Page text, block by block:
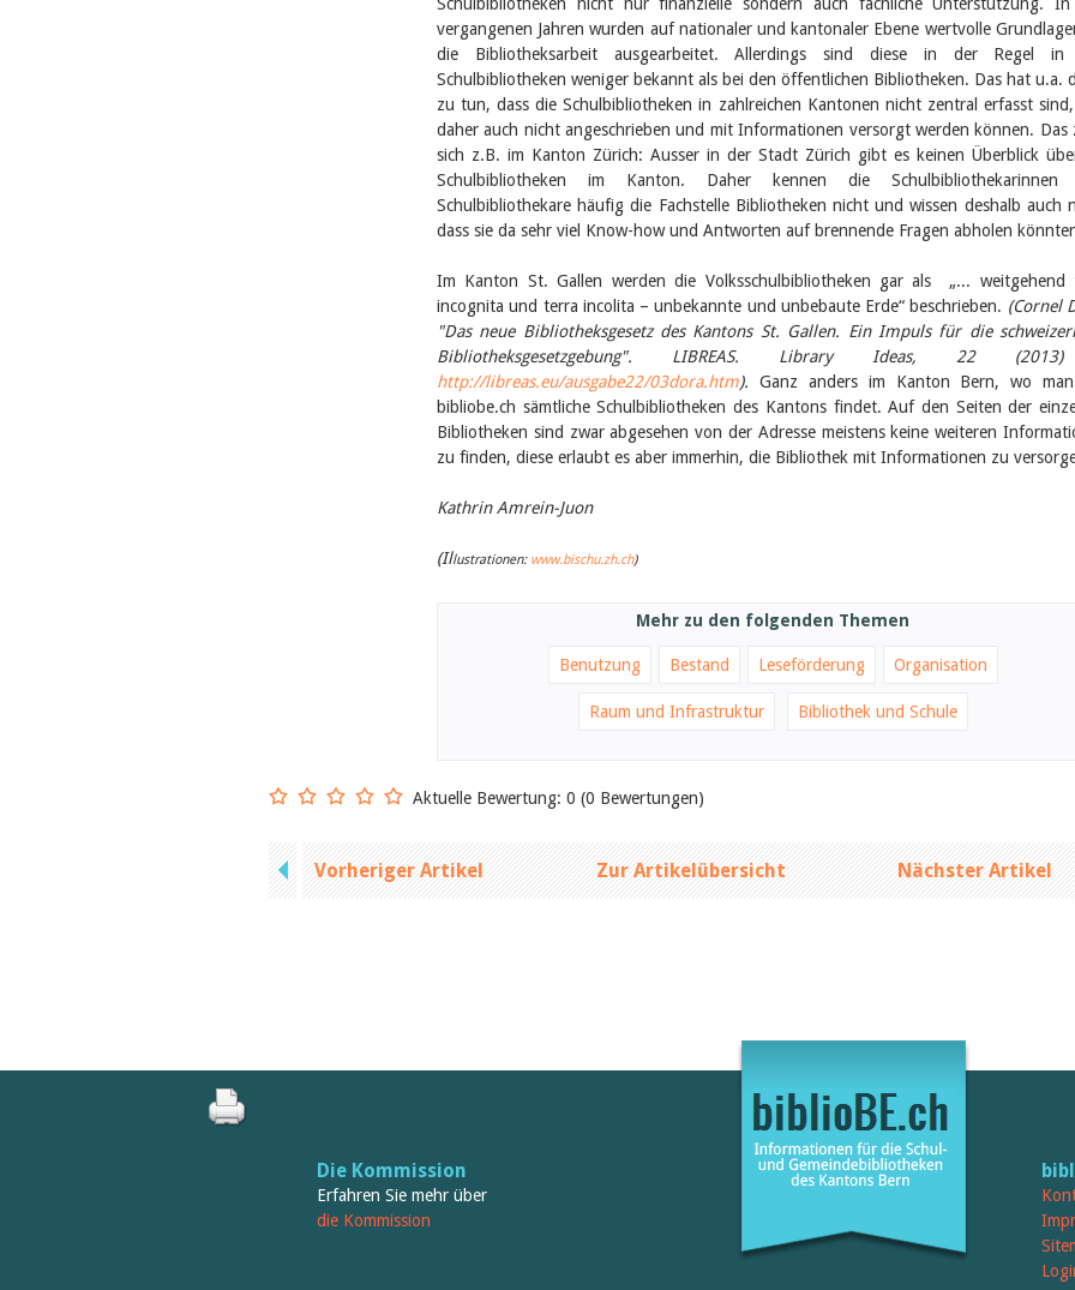
vergangenen Jahren wurden auf nationaler und kantonaler Ebene wertvolle
die Bibliotheksarbeit ausgearbeitet. Allerdings sind diese in der Regel in
Schulbibliotheken weniger bekannt als bei den öffentlichen Bibliotheken. Das hat u.a.
zu tun, dass die Schulbibliotheken in zahlreichen Kantonen nicht zentral erfasst
daher auch nicht angeschrieben und mit Informationen versorgt werden können. Das
sich z.B. im Kanton Zürich: Ausser in der Stadt Zürich gibt es keinen Überblick
Schulbibliotheken im Kanton. Daher kennen die Schulbibliothekarinnen
Schulbibliothekare häufig die Fachstelle Bibliotheken nicht und wissen deshalb auch
dass sie da sehr viel Know-how und Antworten auf brennende Fragen abholen
Im Kanton St. Gallen werden die Volksschulbibliotheken gar als „... weitgehend
incognita und terra incolita – unbekannte und unbebaute Erde“ beschrieben. (Cornel
"Das neue Bibliotheksgesetz des Kantons St. Gallen. Ein Impuls für die
Bibliotheksgesetzgebung". LIBREAS. Library Ideas, 22
http://libreas.eu/ausgabe22/03dora.htm). Ganz anders im Kanton Bern, wo
bibliobe.ch sämtliche Schulbibliotheken des Kantons findet. Auf den Seiten der
Bibliotheken sind zwar abgesehen von der Adresse meistens keine weiteren
zu finden, diese erlaubt es aber immerhin, die Bibliothek mit Informationen zu
Kathrin Amrein-Juon
(Illustrationen: www.bischu.zh.ch)
Mehr zu den folgenden Themen
Benutzung Bestand Leseförderung Organisation
Raum und Infrastruktur Bibliothek und Schule
Aktuelle Bewertung: 0 (0 Bewertungen)
Vorheriger Artikel Zur Artikelübersicht Nächster Artikel
Die Kommission
Erfahren Sie mehr über
die Kommission